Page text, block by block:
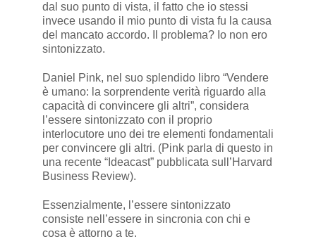
dal suo punto di vista, il fatto che io stessi
invece usando il mio punto di vista fu la causa
del mancato accordo. Il problema? Io non ero
sintonizzato.
Daniel Pink, nel suo splendido libro “Vendere
è umano: la sorprendente verità riguardo alla
capacità di convincere gli altri”, considera
l’essere sintonizzato con il proprio
interlocutore uno dei tre elementi fondamentali
per convincere gli altri. (Pink parla di questo in
una recente “Ideacast” pubblicata sull’Harvard
Business Review).
Essenzialmente, l’essere sintonizzato
consiste nell’essere in sincronia con chi e
cosa è attorno a te.